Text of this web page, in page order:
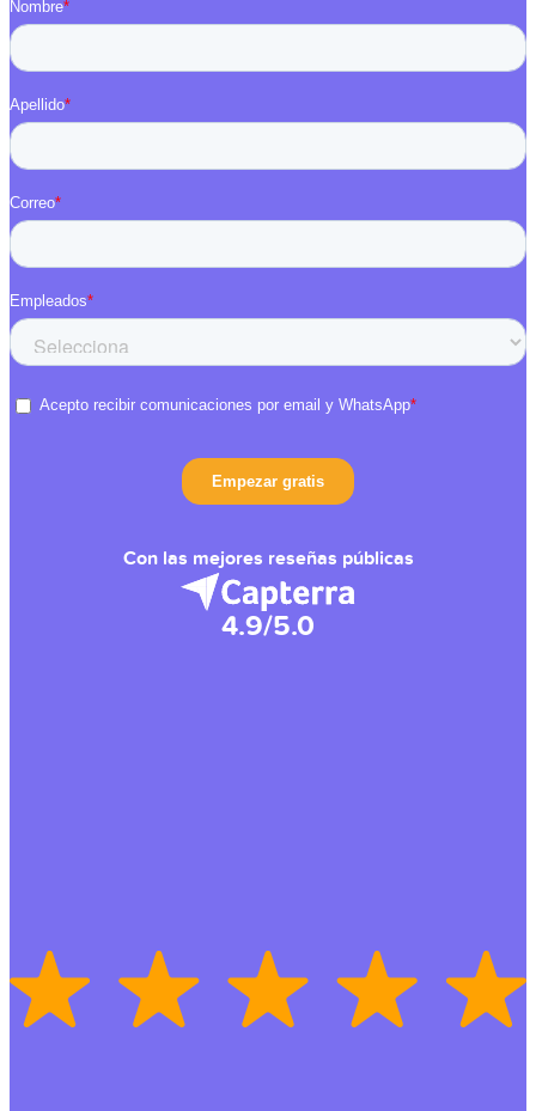
Con las mejores reseñas públicas
4.9/5.0